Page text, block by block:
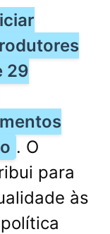
29
. O
para
às